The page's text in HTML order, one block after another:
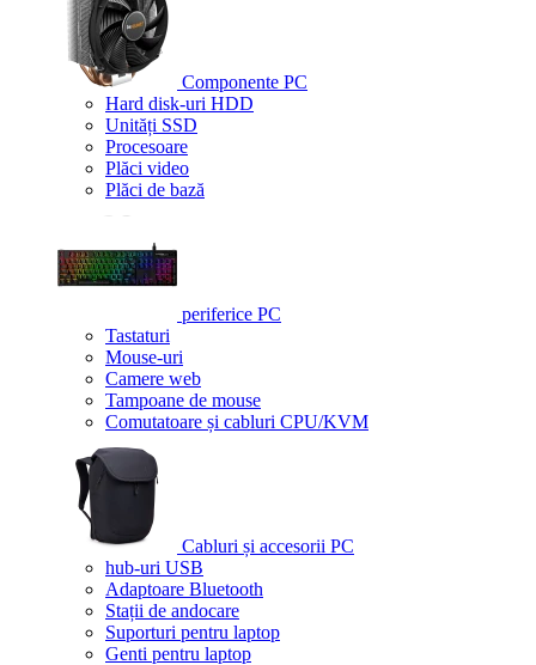
Componente PC
Hard disk-uri HDD
Unități SSD
Procesoare
Plăci video
Plăci de bază
periferice PC
Tastaturi
Mouse-uri
Camere web
Tampoane de mouse
Comutatoare și cabluri CPU/KVM
Cabluri și accesorii PC
hub-uri USB
Adaptoare Bluetooth
Stații de andocare
Suporturi pentru laptop
Genti pentru laptop